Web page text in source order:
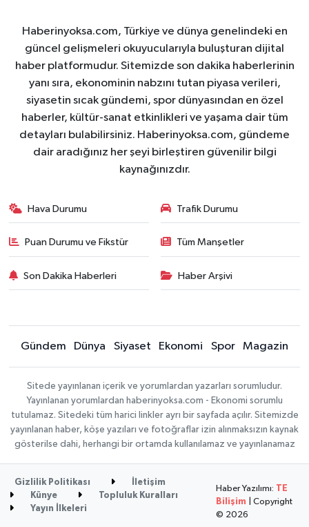
Haberinyoksa.com, Türkiye ve dünya genelindeki en
güncel gelişmeleri okuyucularıyla buluşturan dijital
haber platformudur. Sitemizde son dakika haberlerinin
yanı sıra, ekonominin nabzını tutan piyasa verileri,
siyasetin sıcak gündemi, spor dünyasından en özel
haberler, kültür-sanat etkinlikleri ve yaşama dair tüm
detayları bulabilirsiniz. Haberinyoksa.com, gündeme
dair aradığınız her şeyi birleştiren güvenilir bilgi
kaynağınızdır.
Hava Durumu Trafik Durumu
Puan Durumu ve Fikstür Tüm Manşetler
Son Dakika Haberleri Haber Arşivi
Gündem Dünya Siyaset Ekonomi Spor Magazin
Sitede yayınlanan içerik ve yorumlardan yazarları sorumludur.
Yayınlanan yorumlardan haberinyoksa.com - Ekonomi sorumlu
tutulamaz. Sitedeki tüm harici linkler ayrı bir sayfada açılır. Sitemizde
yayınlanan haber, köşe yazıları ve fotoğraflar izin alınmaksızın kaynak
gösterilse dahi, herhangi bir ortamda kullanılamaz ve yayınlanamaz
Gizlilik Politikası
İletişim
Künye
Topluluk Kuralları
Yayın İlkeleri
Haber Yazılımı: TE
Bilişim | Copyright
© 2026